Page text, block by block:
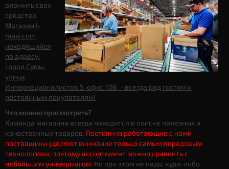
вложить свои
средства.
Магазин I-
maxi.com
находящийся
по адресу:
город Сумы,
улица
Интернационалистов 5, офис 108 - всегда рад гостям и
постоянным покупателям!
Что можно присмотреть?
Команда магазина всегда находится в поиске полезных и
качественных товаров. Постоянно работающие с нами
поставщики уделяют внимание только самым передовым
технологиям, поэтому ассортимент можно сравнить с
небольшим универмагом. Но при этом не надо, куда-либо